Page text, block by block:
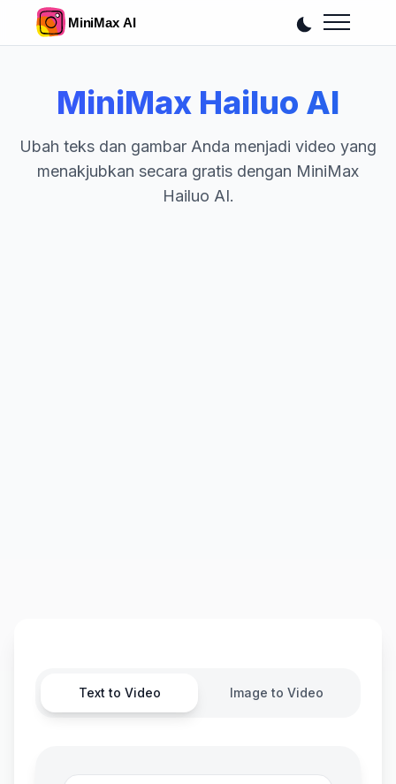
MiniMax Hailuo AI
Ubah teks dan gambar Anda menjadi video yang
menakjubkan secara gratis dengan MiniMax
Hailuo AI.
Text to Video Image to Video